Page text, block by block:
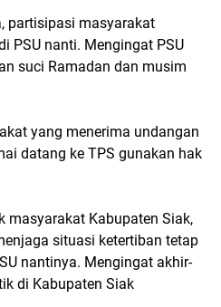
partisipasi masyarakat
PSU nanti. Mengingat PSU
suci Ramadan dan musim
yang menerima undangan
datang ke TPS gunakan hak
masyarakat Kabupaten Siak,
situasi ketertiban tetap
nantinya. Mengingat akhir-
di Kabupaten Siak